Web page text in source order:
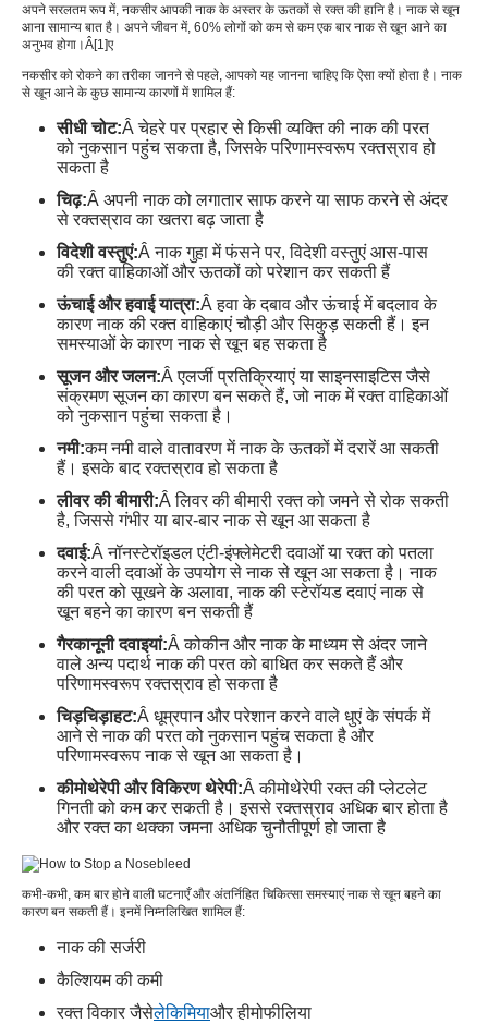
अपने सरलतम रूप में, नकसीर आपकी नाक के अस्तर के ऊतकों से रक्त की हानि है। नाक से खून
आना सामान्य बात है। अपने जीवन में, 60% लोगों को कम से कम एक बार नाक से खून आने का
अनुभव होगा।Â[1]ए
नकसीर को रोकने का तरीका जानने से पहले, आपको यह जानना चाहिए कि ऐसा क्यों होता है। नाक
से खून आने के कुछ सामान्य कारणों में शामिल हैं:
सीधी चोट:Â चेहरे पर प्रहार से किसी व्यक्ति की नाक की परत
को नुकसान पहुंच सकता है, जिसके परिणामस्वरूप रक्तस्राव हो
सकता है
चिढ़:Â अपनी नाक को लगातार साफ करने या साफ करने से अंदर
से रक्तस्राव का खतरा बढ़ जाता है
विदेशी वस्तुएं:Â नाक गुहा में फंसने पर, विदेशी वस्तुएं आस-पास
की रक्त वाहिकाओं और ऊतकों को परेशान कर सकती हैं
ऊंचाई और हवाई यात्रा:Â हवा के दबाव और ऊंचाई में बदलाव के
कारण नाक की रक्त वाहिकाएं चौड़ी और सिकुड़ सकती हैं। इन
समस्याओं के कारण नाक से खून बह सकता है
सूजन और जलन:Â एलर्जी प्रतिक्रियाएं या साइनसाइटिस जैसे
संक्रमण सूजन का कारण बन सकते हैं, जो नाक में रक्त वाहिकाओं
को नुकसान पहुंचा सकता है।
नमी:कम नमी वाले वातावरण में नाक के ऊतकों में दरारें आ सकती
हैं। इसके बाद रक्तस्राव हो सकता है
लीवर की बीमारी:Â लिवर की बीमारी रक्त को जमने से रोक सकती
है, जिससे गंभीर या बार-बार नाक से खून आ सकता है
दवाई:Â नॉनस्टेरॉइडल एंटी-इंफ्लेमेटरी दवाओं या रक्त को पतला
करने वाली दवाओं के उपयोग से नाक से खून आ सकता है। नाक
की परत को सूखने के अलावा, नाक की स्टेरॉयड दवाएं नाक से
खून बहने का कारण बन सकती हैं
गैरकानूनी दवाइयां:Â कोकीन और नाक के माध्यम से अंदर जाने
वाले अन्य पदार्थ नाक की परत को बाधित कर सकते हैं और
परिणामस्वरूप रक्तस्राव हो सकता है
चिड़चिड़ाहट:Â धूम्रपान और परेशान करने वाले धुएं के संपर्क में
आने से नाक की परत को नुकसान पहुंच सकता है और
परिणामस्वरूप नाक से खून आ सकता है।
कीमोथेरेपी और विकिरण थेरेपी:Â कीमोथेरेपी रक्त की प्लेटलेट
गिनती को कम कर सकती है। इससे रक्तस्राव अधिक बार होता है
और रक्त का थक्का जमना अधिक चुनौतीपूर्ण हो जाता है
कभी-कभी, कम बार होने वाली घटनाएँ और अंतर्निहित चिकित्सा समस्याएं नाक से खून बहने का
कारण बन सकती हैं। इनमें निम्नलिखित शामिल हैं:
नाक की सर्जरी
कैल्शियम की कमी
रक्त विकार जैसेलेकिमियाऔर हीमोफीलिया